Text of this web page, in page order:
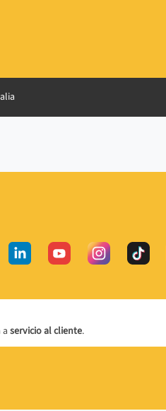
servicio al cliente.